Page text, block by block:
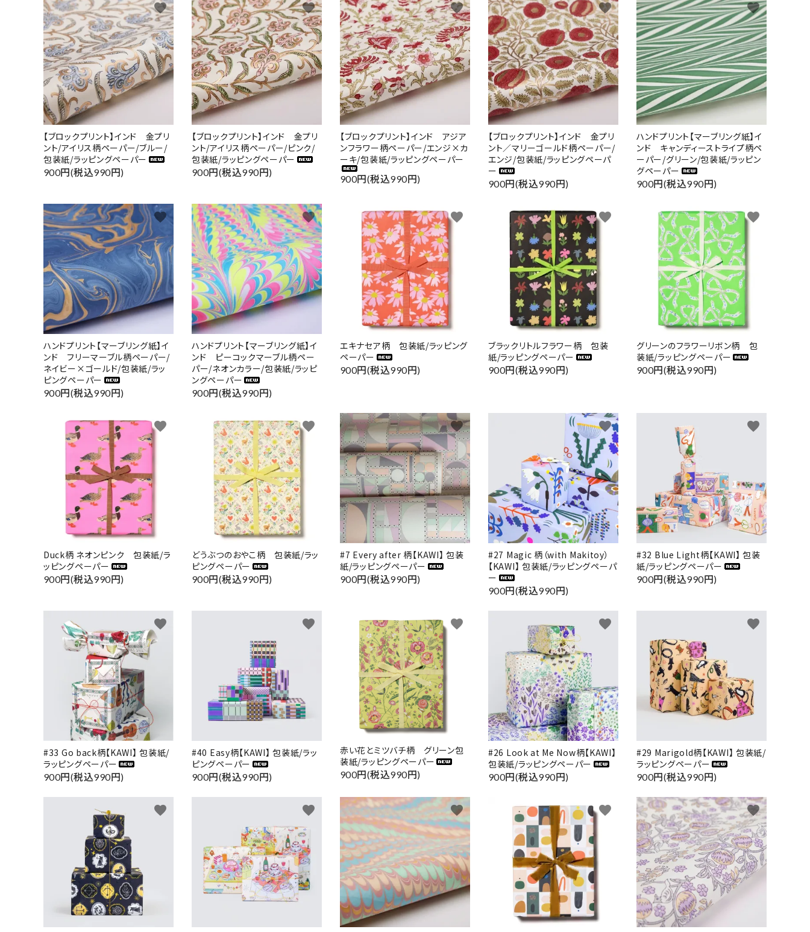
【ブロックプリント】インド 金プリ
ント/アイリス柄ペーパー/ブルー/
包装紙/ラッピングペーパー
900円(税込990円)
favorite
【ブロックプリント】インド 金プリ
ント/アイリス柄ペーパー/ピンク/
包装紙/ラッピングペーパー
900円(税込990円)
favorite
【ブロックプリント】インド アジア
ンフラワー柄ペーパー/エンジ×カ
ーキ/包装紙/ラッピングペーパー
900円(税込990円)
favorite
【ブロックプリント】インド 金プリ
ント／マリーゴールド柄ペーパー/
エンジ/包装紙/ラッピングペーパ
ー
900円(税込990円)
favorite
ハンドプリント【マーブリング紙】イ
ンド キャンディーストライプ柄ペ
ーパー/グリーン/包装紙/ラッピン
グペーパー
900円(税込990円)
favorite
ハンドプリント【マーブリング紙】イ
ンド フリーマーブル柄ペーパー/
ネイビー×ゴールド/包装紙/ラッ
ピングペーパー
900円(税込990円)
favorite
ハンドプリント【マーブリング紙】イ
ンド ピーコックマーブル柄ペー
パー/ネオンカラー/包装紙/ラッピ
ングペーパー
900円(税込990円)
favorite
エキナセア柄 包装紙/ラッピング
ペーパー
900円(税込990円)
favorite
ブラックリトルフラワー柄 包装
紙/ラッピングペーパー
900円(税込990円)
favorite
グリーンのフラワーリボン柄 包
装紙/ラッピングペーパー
900円(税込990円)
favorite
Duck柄 ネオンピンク 包装紙/ラ
ッピングペーパー
900円(税込990円)
favorite
どうぶつのおやこ柄 包装紙/ラッ
ピングペーパー
900円(税込990円)
favorite
#7 Every after 柄【KAWI】 包装
紙/ラッピングペーパー
900円(税込990円)
favorite
#27 Magic 柄（with Makitoy）
【KAWI】 包装紙/ラッピングペーパ
ー
900円(税込990円)
favorite
#32 Blue Light柄【KAWI】 包装
紙/ラッピングペーパー
900円(税込990円)
favorite
#33 Go back柄【KAWI】 包装紙/
ラッピングペーパー
900円(税込990円)
favorite
#40 Easy柄【KAWI】 包装紙/ラッ
ピングペーパー
900円(税込990円)
favorite
赤い花とミツバチ柄 グリーン包
装紙/ラッピングペーパー
900円(税込990円)
favorite
#26 Look at Me Now柄【KAWI】
包装紙/ラッピングペーパー
900円(税込990円)
favorite
#29 Marigold柄【KAWI】 包装紙/
ラッピングペーパー
900円(税込990円)
favorite
favorite favorite favorite favorite favorite
キーワード
カテゴリー
検索する
close